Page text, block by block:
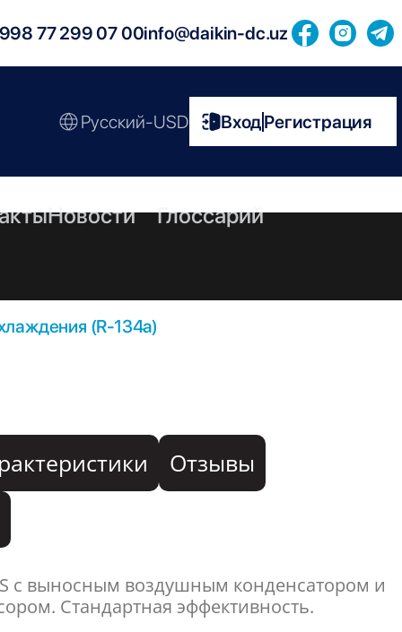
77 299 07 00info@daikin-dc.uz
Русский-USD ВходРегистрация
Новости Глоссарий
(R-134a)
Отзывы
с выносным воздушным конденсатором и
Стандартная эффективность.